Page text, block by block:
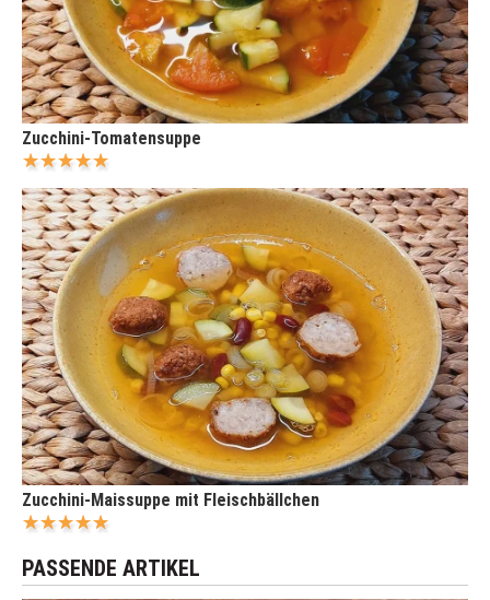
Zucchini-Tomatensuppe
Zucchini-Maissuppe mit Fleischbällchen
PASSENDE ARTIKEL